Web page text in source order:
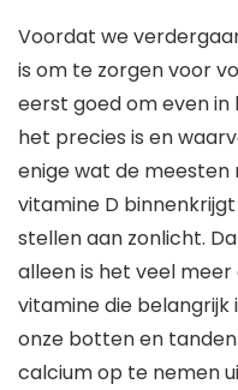
Voordat we
is om te zorgen voor
eerst goed om even
het precies is en
enige wat de meesten
vitamine D
stellen aan zonlicht.
alleen is het veel meer
vitamine die belangrijk
onze botten en
calcium op te nemen